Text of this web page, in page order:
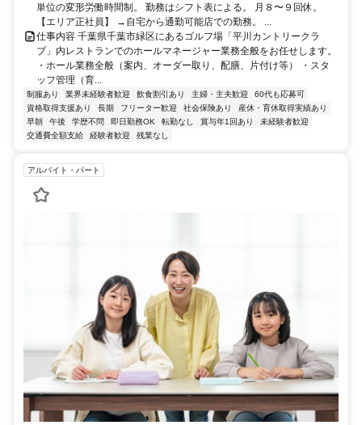
単位の変形労働時間制。 勤務はシフト表による。 ⽉８〜９回休。
【エリア正社員】 →自宅から通勤可能店での勤務。 ...
仕事内容 千葉県千葉市緑区にあるゴルフ場「平川カントリークラ
ブ」内レストランでのホールマネージャー業務全般をお任せします。
・ホール業務全般（案内、オーダー取り、配膳、片付け等） ・スタ
ッフ管理（育...
制服あり 業界未経験者歓迎 飲食割引あり 主婦・主夫歓迎
60代も応募可
資格取得支援あり
長期 フリーター歓迎 社会保険あり
産休・育休取得実績あり
早朝
午後 学歴不問 即日勤務OK 転勤なし 賞与年1回あり
未経験者歓迎
交通費全額支給
経験者歓迎 残業なし
アルバイト・パート